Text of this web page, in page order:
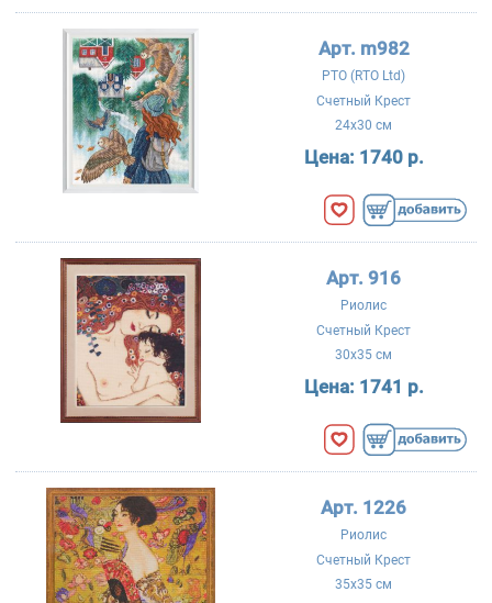
Арт. m982
РТО (RTO Ltd)
Счетный Крест
24x30 см
Цена: 1740 р.
Арт. 916
Риолис
Счетный Крест
30x35 см
Цена: 1741 р.
Арт. 1226
Риолис
Счетный Крест
35x35 см